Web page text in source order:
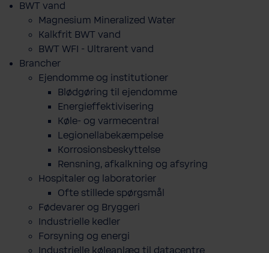
BWT vand
Magnesium Mineralized Water
Kalkfrit BWT vand
BWT WFI - Ultrarent vand
Brancher
Ejendomme og institutioner
Blødgøring til ejendomme
Energieffektivisering
Køle- og varmecentral
Legionellabekæmpelse
Korrosionsbeskyttelse
Rensning, afkalkning og afsyring
Hospitaler og laboratorier
Ofte stillede spørgsmål
Fødevarer og Bryggeri
Industrielle kedler
Forsyning og energi
Industrielle køleanlæg til datacentre